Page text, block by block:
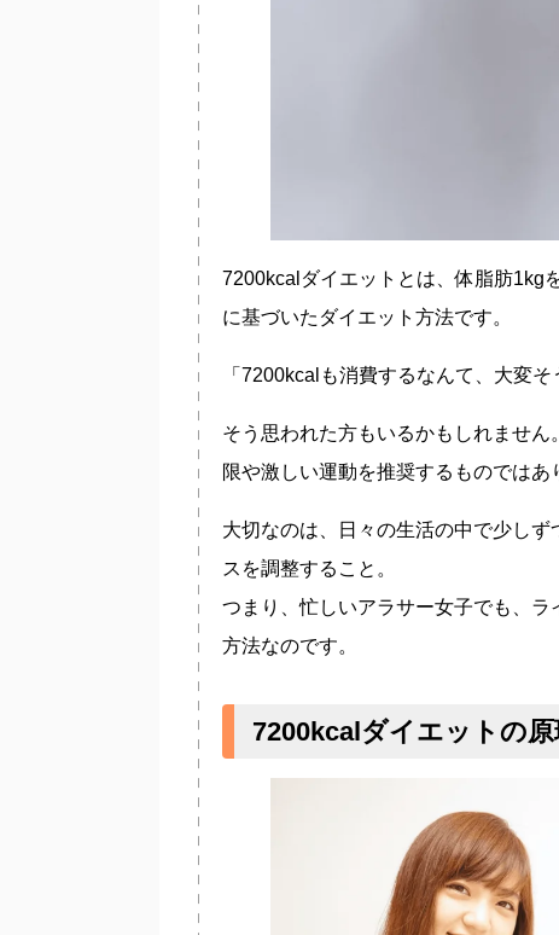
7200kcalダイエットとは、体脂肪1kg
に基づいたダイエット方法です。
「7200kcalも消費するなんて、大変そ
そう思われた方もいるかもしれませ
限や激しい運動を推奨するものではあ
大切なのは、日々の生活の中で少し
スを調整すること。
つまり、忙しいアラサー女子でも、
方法なのです。
7200kcalダイエットの原